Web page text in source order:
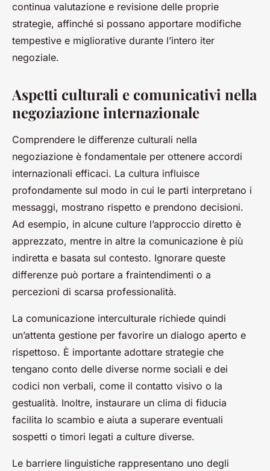
continua valutazione e revisione delle proprie
strategie, affinché si possano apportare modifiche
tempestive e migliorative durante l’intero iter
negoziale.
Aspetti culturali e comunicativi nella
negoziazione internazionale
Comprendere le differenze culturali nella
negoziazione è fondamentale per ottenere accordi
internazionali efficaci. La cultura influisce
profondamente sul modo in cui le parti interpretano i
messaggi, mostrano rispetto e prendono decisioni.
Ad esempio, in alcune culture l’approccio diretto è
apprezzato, mentre in altre la comunicazione è più
indiretta e basata sul contesto. Ignorare queste
differenze può portare a fraintendimenti o a
percezioni di scarsa professionalità.
La comunicazione interculturale richiede quindi
un’attenta gestione per favorire un dialogo aperto e
rispettoso. È importante adottare strategie che
tengano conto delle diverse norme sociali e dei
codici non verbali, come il contatto visivo o la
gestualità. Inoltre, instaurare un clima di fiducia
facilita lo scambio e aiuta a superare eventuali
sospetti o timori legati a culture diverse.
Le barriere linguistiche rappresentano uno degli